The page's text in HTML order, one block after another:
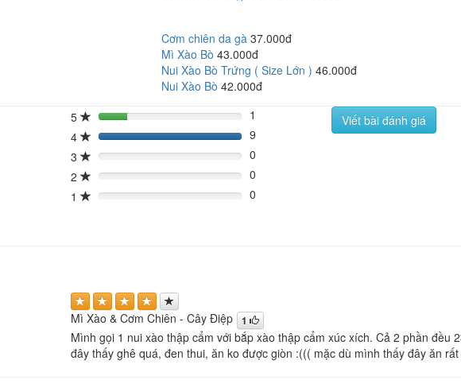
Cơm chiên da gà 37.000đ
Mì Xào Bò 43.000đ
Nui Xào Bò Trứng ( Size Lớn ) 46.000đ
Nui Xào Bò 42.000đ
5 20%
1
4
180%9
3
0%
0
2
0%
0
1
0% 0
Viết bài đánh giá
Mì Xào & Cơm Chiên - Cây Điệp 1
Mình gọi 1 nui xào thập cẩm với bắp xào thập cẩm xúc xích. Cả 2 phần
đây thấy ghê quá, đen thui, ăn ko được giòn :((( mặc dù mình thấy đây ăn